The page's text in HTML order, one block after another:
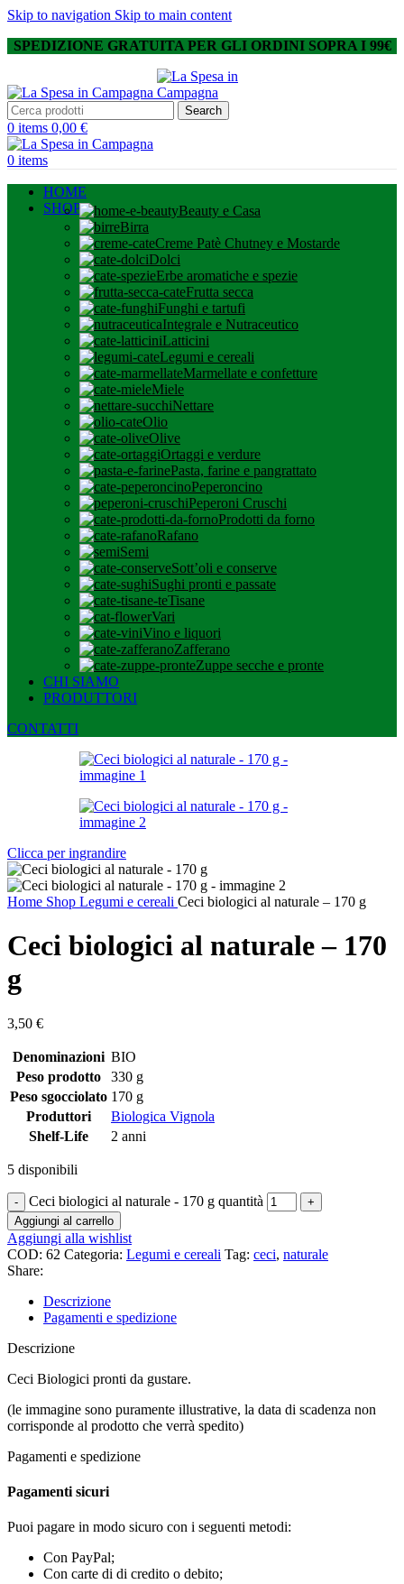
Skip to navigation Skip to main content
SPEDIZIONE GRATUITA PER GLI ORDINI SOPRA I 99€
Search
0 items 0,00 €
0 items
HOME
SHOP
Beauty e Casa
Birra
Creme Patè Chutney e Mostarde
Dolci
Erbe aromatiche e spezie
Frutta secca
Funghi e tartufi
Integrale e Nutraceutico
Latticini
Legumi e cereali
Marmellate e confetture
Miele
Nettare
Olio
Olive
Ortaggi e verdure
Pasta, farine e pangrattato
Peperoncino
Peperoni Cruschi
Prodotti da forno
Rafano
Semi
Sott’oli e conserve
Sughi pronti e passate
Tisane
Vari
Vino e liquori
Zafferano
Zuppe secche e pronte
CHI SIAMO
PRODUTTORI
CONTATTI
Clicca per ingrandire
Home Shop Legumi e cereali Ceci biologici al naturale – 170 g
Ceci biologici al naturale – 170
g
3,50 €
Denominazioni BIO
Peso prodotto
330 g
Peso sgocciolato 170 g
Produttori
Biologica Vignola
Shelf-Life
2 anni
5 disponibili
Ceci biologici al naturale - 170 g quantità
Aggiungi al carrello
Aggiungi alla wishlist
COD: 62 Categoria: Legumi e cereali Tag: ceci, naturale
Share:
Descrizione
Pagamenti e spedizione
Descrizione
Ceci Biologici pronti da gustare.
(le immagine sono puramente illustrative, la data di scadenza non
corrisponde al prodotto che verrà spedito)
Pagamenti e spedizione
Pagamenti sicuri
Puoi pagare in modo sicuro con i seguenti metodi:
Con PayPal;
Con carte di di credito o debito;